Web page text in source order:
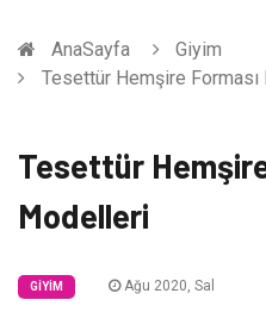
AnaSayfa
Giyim
Tesettür Hemşire
Tesettür
Modelleri
GIYIM Ağu 2020, Sal